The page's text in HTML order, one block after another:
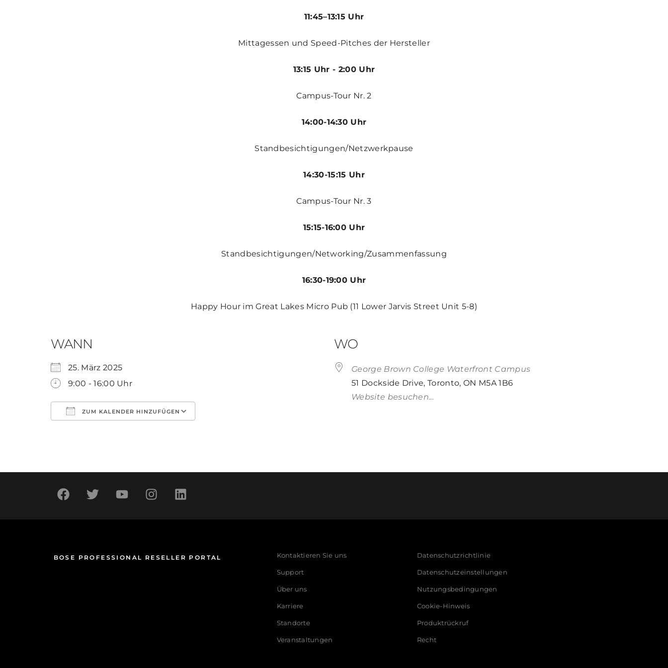
11:45–13:15 Uhr
Mittagessen und Speed-Pitches der Hersteller
13:15 Uhr - 2:00 Uhr
Campus-Tour Nr. 2
14:00-14:30 Uhr
Standbesichtigungen/Netzwerkpause
14:30-15:15 Uhr
Campus-Tour Nr. 3
15:15-16:00 Uhr
Standbesichtigungen/Networking/Zusammenfassung
16:30-19:00 Uhr
Happy Hour im Great Lakes Micro Pub (11 Lower Jarvis Street Unit 5-8)
WANN
25. März 2025
9:00 - 16:00 Uhr
ZUM KALENDER HINZUFÜGEN
WO
George Brown College Waterfront Campus
51 Dockside Drive, Toronto, ON M5A 1B6
Website besuchen...
BOSE PROFESSIONAL RESELLER PORTAL Kontaktieren Sie uns
Support
Über uns
Karriere
Standorte
Veranstaltungen
Datenschutzrichtlinie
Datenschutzeinstellungen
Nutzungsbedingungen
Cookie-Hinweis
Produktrückruf
Recht